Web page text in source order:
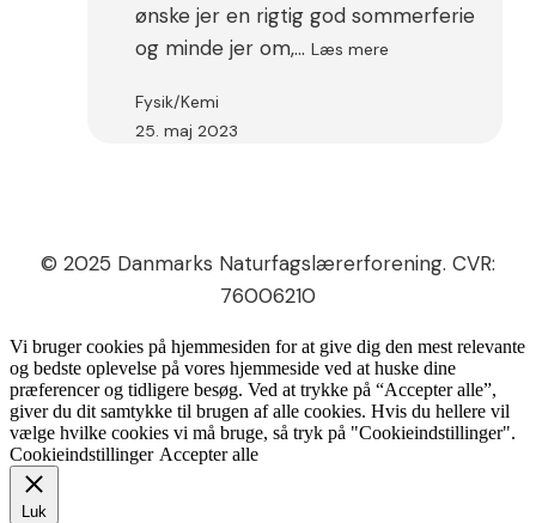
ønske jer en rigtig god sommerferie
og minde jer om,… Læs mere
Fysik/Kemi
25. maj 2023
© 2025 Danmarks Naturfagslærerforening. CVR:
76006210
Vi bruger cookies på hjemmesiden for at give dig den mest relevante
og bedste oplevelse på vores hjemmeside ved at huske dine
præferencer og tidligere besøg. Ved at trykke på “Accepter alle”,
giver du dit samtykke til brugen af alle cookies. Hvis du hellere vil
vælge hvilke cookies vi må bruge, så tryk på "Cookieindstillinger".
Cookieindstillinger Accepter alle
Luk